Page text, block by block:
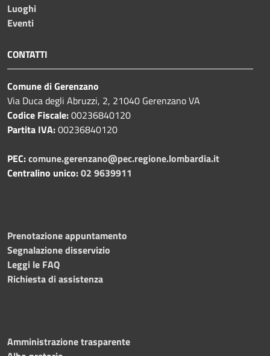
Luoghi
Eventi
CONTATTI
Comune di Gerenzano
Via Duca degli Abruzzi, 2, 21040 Gerenzano VA
Codice Fiscale:00236840120
Partita IVA:00236840120
PEC:comune.gerenzano@pec.regione.lombardia.it
Centralino unico:02 9639911
Prenotazione appuntamento
Segnalazione disservizio
Leggi le FAQ
Richiesta di assistenza
Amministrazione trasparente